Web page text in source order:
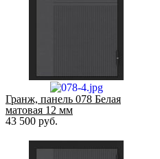
Гранж, панель 078 Белая
матовая 12 мм
43 500 руб.